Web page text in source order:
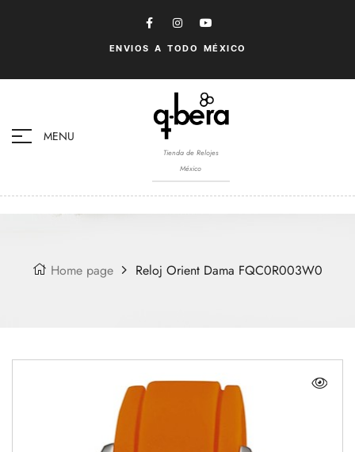
ENVIOS A TODO MÉXICO
MENU
Tienda de Relojes
México
Home page Reloj Orient Dama FQC0R003W0